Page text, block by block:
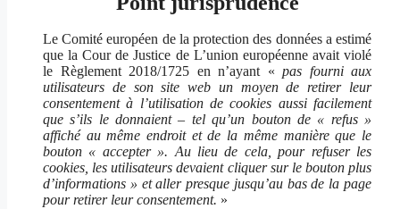
Le Comité européen de la protection des données a estimé
que la Cour de Justice de L’union européenne avait violé
le Règlement 2018/1725 en n’ayant « pas fourni aux
utilisateurs de son site web un moyen de retirer leur
consentement à l’utilisation de cookies aussi facilement
que s’ils le donnaient – tel qu’un bouton de « refus »
affiché au même endroit et de la même manière que le
bouton « accepter ». Au lieu de cela, pour refuser les
cookies, les utilisateurs devaient cliquer sur le bouton plus
d’informations » et aller presque jusqu’au bas de la page
pour retirer leur consentement. »